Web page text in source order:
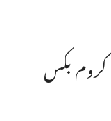
کروم بکس